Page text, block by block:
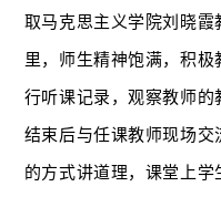
取马克思主义学院刘晓霞
里，师生精神饱满，积
行听课记录，观察教师
结束后与任课教师现场
的方式讲道理，课堂上